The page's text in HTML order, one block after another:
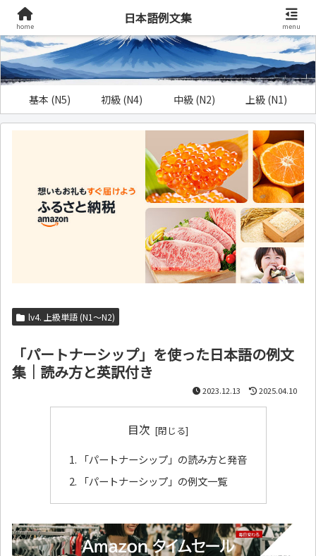
基本 (N5) 初級 (N4) 中級 (N2) 上級 (N1)
lv4. 上級単語 (N1～N2)
「パートナーシップ」を使った日本語の例文
集｜読み方と英訳付き
2023.12.13 2025.04.10
目次
「パートナーシップ」の読み方と発音
「パートナーシップ」の例文一覧
home
日本語例文集
menu